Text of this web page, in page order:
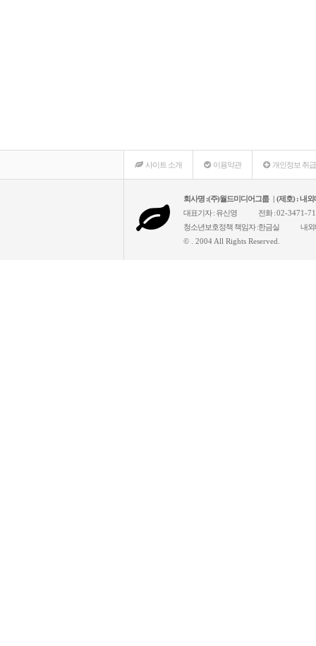
사이트 소개 이용약관 개인정보 취
회사명 :(주)월드미디어그룹 | (제호) : 내외
대표기자 : 유신영
전화 :02-3471-
청소년보호정책 책임자 :한금실
내외
© . 2004 All Rights Reserved.